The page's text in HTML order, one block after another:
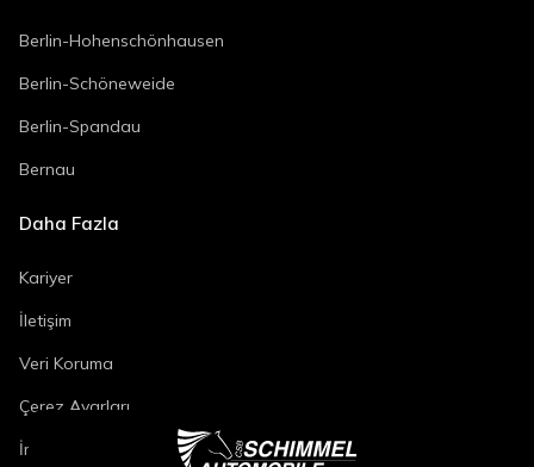
Berlin-Hohenschönhausen
Berlin-Schöneweide
Berlin-Spandau
Bernau
Daha Fazla
Kariyer
İletişim
Veri Koruma
Çerez Ayarları
İmza